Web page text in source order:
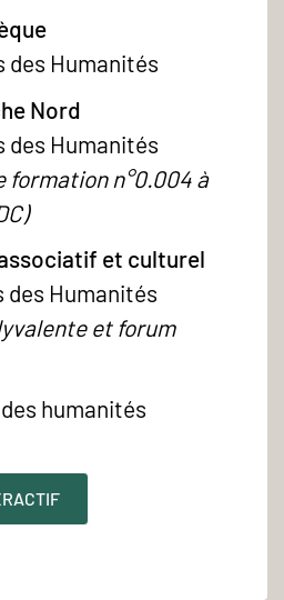
des Humanités
Nord
des Humanités
formation n°0.004 à
et culturel
des Humanités
et forum
humanités